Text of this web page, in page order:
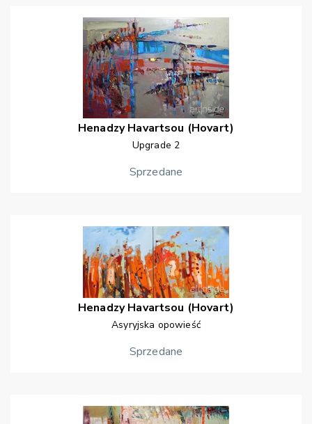
Henadzy Havartsou (Hovart)
Upgrade 2
Sprzedane
Henadzy Havartsou (Hovart)
Asyryjska opowieść
Sprzedane